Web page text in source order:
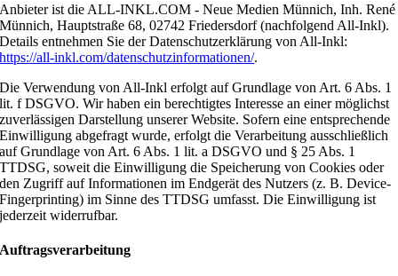
Anbieter ist die ALL-INKL.COM - Neue Medien Münnich, Inh. René
Münnich, Hauptstraße 68, 02742 Friedersdorf (nachfolgend All-Inkl).
Details entnehmen Sie der Datenschutzerklärung von All-Inkl:
https://all-inkl.com/datenschutzinformationen/.
Die Verwendung von All-Inkl erfolgt auf Grundlage von Art. 6 Abs. 1
lit. f DSGVO. Wir haben ein berechtigtes Interesse an einer möglichst
zuverlässigen Darstellung unserer Website. Sofern eine entsprechende
Einwilligung abgefragt wurde, erfolgt die Verarbeitung ausschließlich
auf Grundlage von Art. 6 Abs. 1 lit. a DSGVO und § 25 Abs. 1
TTDSG, soweit die Einwilligung die Speicherung von Cookies oder
den Zugriff auf Informationen im Endgerät des Nutzers (z. B. Device-
Fingerprinting) im Sinne des TTDSG umfasst. Die Einwilligung ist
jederzeit widerrufbar.
Auftragsverarbeitung